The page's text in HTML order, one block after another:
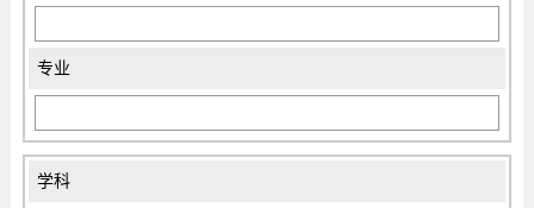
专业
学科